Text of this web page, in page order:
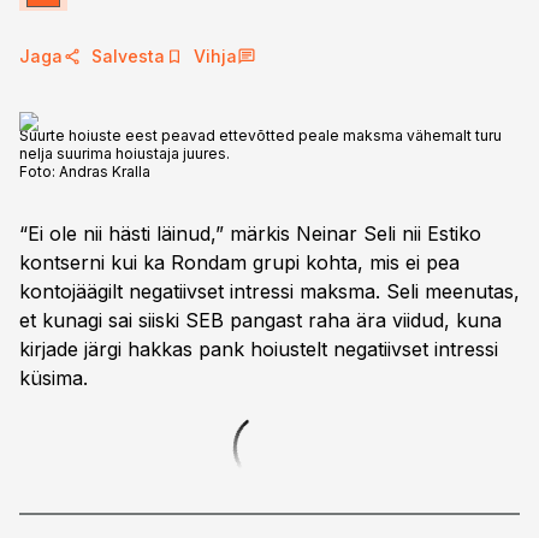
Jaga Salvesta Vihja
Suurte hoiuste eest peavad ettevõtted peale maksma vähemalt turu
nelja suurima hoiustaja juures.
Foto: Andras Kralla
“Ei ole nii hästi läinud,” märkis Neinar Seli nii Estiko
kontserni kui ka Rondam grupi kohta, mis ei pea
kontojäägilt negatiivset intressi maksma. Seli meenutas,
et kunagi sai siiski SEB pangast raha ära viidud, kuna
kirjade järgi hakkas pank hoiustelt negatiivset intressi
küsima.